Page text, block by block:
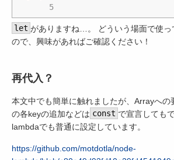
let がありますね…。 どういう場面で使っ
ので、興味があればご確認ください！
再代入？
本文中でも簡単に触れましたが、Arrayへの
の各keyの追加などは const で宣言しても
lambdaでも普通に設定しています。
https://github.com/motdotla/node-